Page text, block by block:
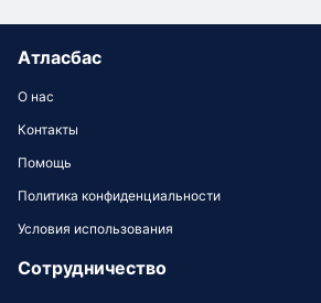
Атласбас
О нас
Контакты
Помощь
Политика конфиденциальности
Условия использования
Сотрудничество